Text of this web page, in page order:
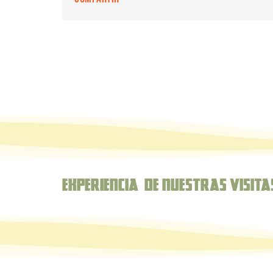
Experiencia de nuestras